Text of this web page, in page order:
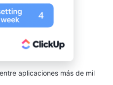
aplicaciones más de mil